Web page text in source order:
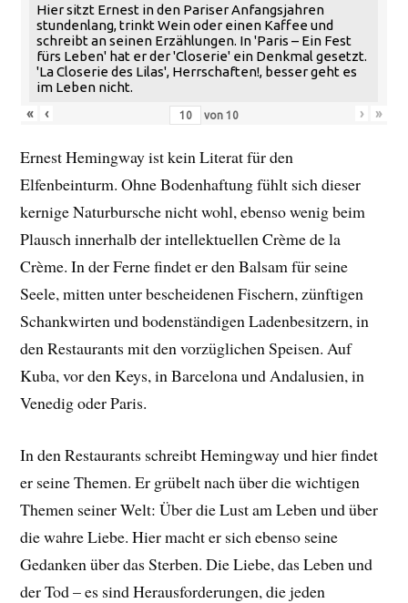
Hier sitzt Ernest in den Pariser Anfangsjahren
stundenlang, trinkt Wein oder einen Kaffee und
schreibt an seinen Erzählungen. In 'Paris – Ein Fest
fürs Leben' hat er der 'Closerie' ein Denkmal gesetzt.
'La Closerie des Lilas', Herrschaften!, besser geht es
im Leben nicht.
«
‹ von 10 › »
Ernest Hemingway ist kein Literat für den
Elfenbeinturm. Ohne Bodenhaftung fühlt sich dieser
kernige Naturbursche nicht wohl, ebenso wenig beim
Plausch innerhalb der intellektuellen Crème de la
Crème. In der Ferne findet er den Balsam für seine
Seele, mitten unter bescheidenen Fischern, zünftigen
Schankwirten und bodenständigen Ladenbesitzern, in
den Restaurants mit den vorzüglichen Speisen. Auf
Kuba, vor den Keys, in Barcelona und Andalusien, in
Venedig oder Paris.
In den Restaurants schreibt Hemingway und hier findet
er seine Themen. Er grübelt nach über die wichtigen
Themen seiner Welt: Über die Lust am Leben und über
die wahre Liebe. Hier macht er sich ebenso seine
Gedanken über das Sterben. Die Liebe, das Leben und
der Tod – es sind Herausforderungen, die jeden